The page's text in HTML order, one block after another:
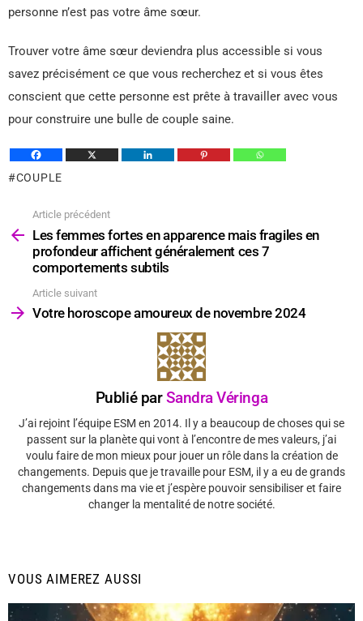
personne n’est pas votre âme sœur.
Trouver votre âme sœur deviendra plus accessible si vous
savez précisément ce que vous recherchez et si vous êtes
conscient que cette personne est prête à travailler avec vous
pour construire une bulle de couple saine.
COUPLE
plus
Article précédent
Les femmes fortes en apparence mais fragiles en
profondeur affichent généralement ces 7
comportements subtils
Article suivant
Votre horoscope amoureux de novembre 2024
Publié parSandra Véringa
J’ai rejoint l’équipe ESM en 2014. Il y a beaucoup de choses qui se
passent sur la planète qui vont à l’encontre de mes valeurs, j’ai
voulu faire de mon mieux pour jouer un rôle dans la création de
changements. Depuis que je travaille pour ESM, il y a eu de grands
changements dans ma vie et j’espère pouvoir sensibiliser et faire
changer la mentalité de notre société.
VOUS AIMEREZ AUSSI